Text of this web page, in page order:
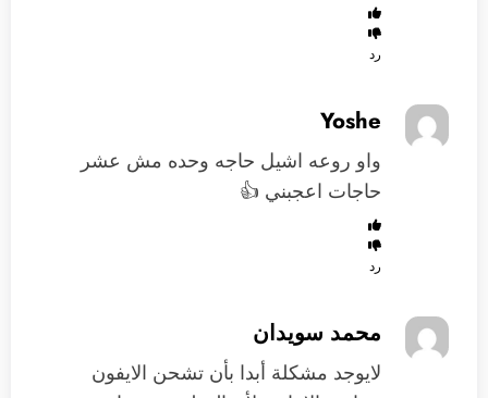
رد
Yoshe
واو روعه اشيل حاجه وحده مش عشر
حاجات اعجبني 👍
رد
محمد سويدان
لايوجد مشكلة أبدا بأن تشحن الايفون